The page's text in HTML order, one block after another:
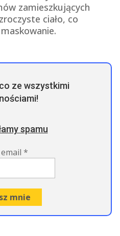
zamieszkujących
ciało, co
ze wszystkimi
spamu
*